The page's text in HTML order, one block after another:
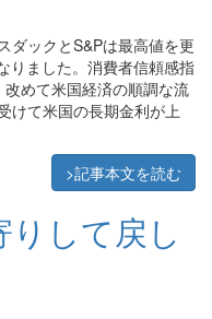
ダックとS&Pは最高値を更
りました。消費者信頼感指
めて米国経済の順調な流
けて米国の長期金利が上
>記事本文を読む
りして戻し